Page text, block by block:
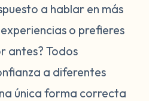
a hablar en más
o prefieres
antes? Todos
a diferentes
única forma correcta